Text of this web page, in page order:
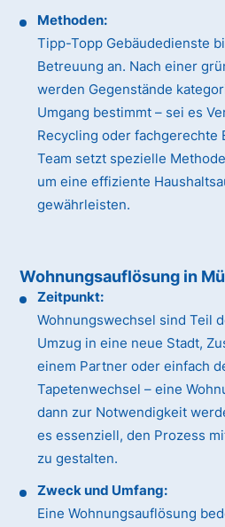
Methoden:
Tipp-Topp Gebäudedienste
Betreuung an. Nach einer
werden Gegenstände
Umgang bestimmt – sei es
Recycling oder fachgerechte
Team setzt spezielle
um eine effiziente
gewährleisten.
Wohnungsauflösung in
Zeitpunkt:
Wohnungswechsel sind Teil
Umzug in eine neue Stadt,
einem Partner oder einfach
Tapetenwechsel – eine
dann zur Notwendigkeit
es essenziell, den Prozess
zu gestalten.
Zweck und Umfang:
Eine Wohnungsauflösung